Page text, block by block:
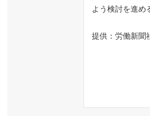
よう検討を進め
提供： 労働新聞